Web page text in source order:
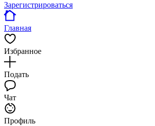
Зарегистрироваться
Главная
Избранное
Подать
Чат
Профиль